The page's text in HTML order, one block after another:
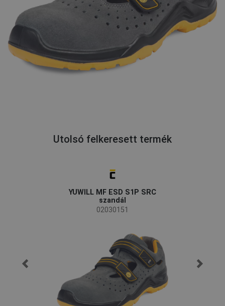
Utolsó felkeresett termék
YUWILL MF ESD S1P SRC
szandál
02030151